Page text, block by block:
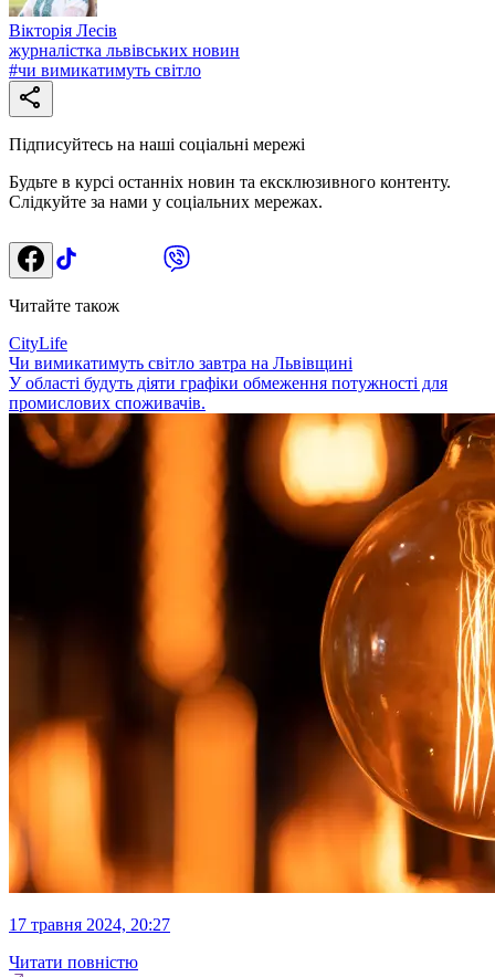
Вікторія Лесів
журналістка львівських новин
#чи вимикатимуть світло
Підписуйтесь на наші соціальні мережі
Будьте в курсі останніх новин та ексклюзивного контенту.
Слідкуйте за нами у соціальних мережах.
Читайте також
CityLife
Чи вимикатимуть світло завтра на Львівщині
У області будуть діяти графіки обмеження потужності для
промислових споживачів.
17 травня 2024, 20:27
Читати повністю